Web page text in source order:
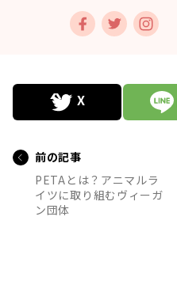
前の記事
PETAとは？アニマルラ
イツに取り組むヴィーガ
ン団体